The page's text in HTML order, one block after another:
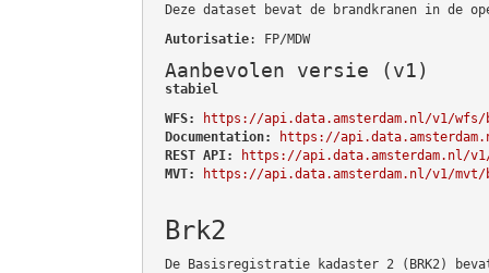
Deze dataset bevat de brandkranen in de
Autorisatie: FP/MDW
Aanbevolen versie (v1)
stabiel
WFS:
https://api.data.amsterdam.nl/v1/wfs/
Documentation:
https://
REST API:
https://api.data.amsterdam.nl/
MVT:
https://api.data.amsterdam.nl/v1/mvt/
Brk2
De Basisregistratie kadaster 2 (BRK2)